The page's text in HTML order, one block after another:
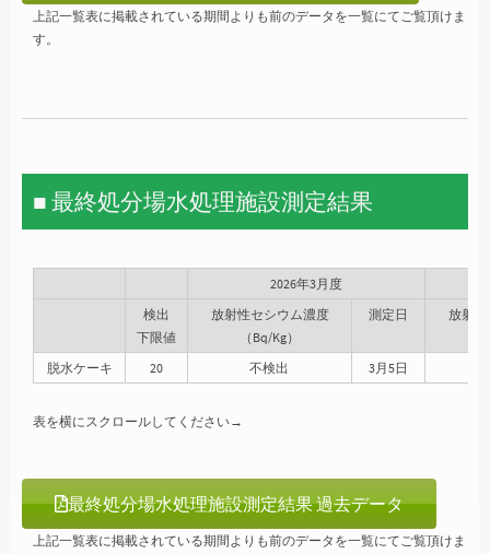
上記一覧表に掲載されている期間よりも前のデータを一覧にてご覧頂けま
す。
■ 最終処分場水処理施設測定結果
2026年3月度
検出
下限値
放射性セシウム濃度
（Bq/Kg）
測定日
放射
脱水ケーキ
20 不検出 3月5日
表を横にスクロールしてください→
最終処分場水処理施設測定結果 過去データ
上記一覧表に掲載されている期間よりも前のデータを一覧にてご覧頂けま